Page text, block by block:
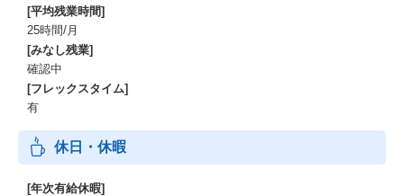
[平均残業時間]
25時間/月
[みなし残業]
確認中
[フレックスタイム]
有
休日・休暇
[年次有給休暇]